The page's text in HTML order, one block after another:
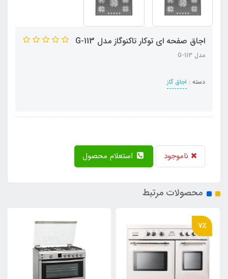
اجاق صفحه ای توکار تاکنوگاز مدل G-113
مدل G-113
دسته : اجاق گاز
ناموجود
محصولات مرتبط
7٪